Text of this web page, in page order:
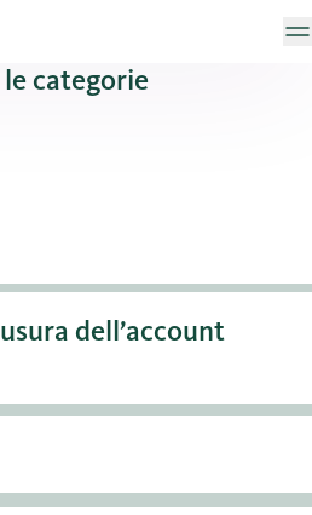
categorie
dell’account